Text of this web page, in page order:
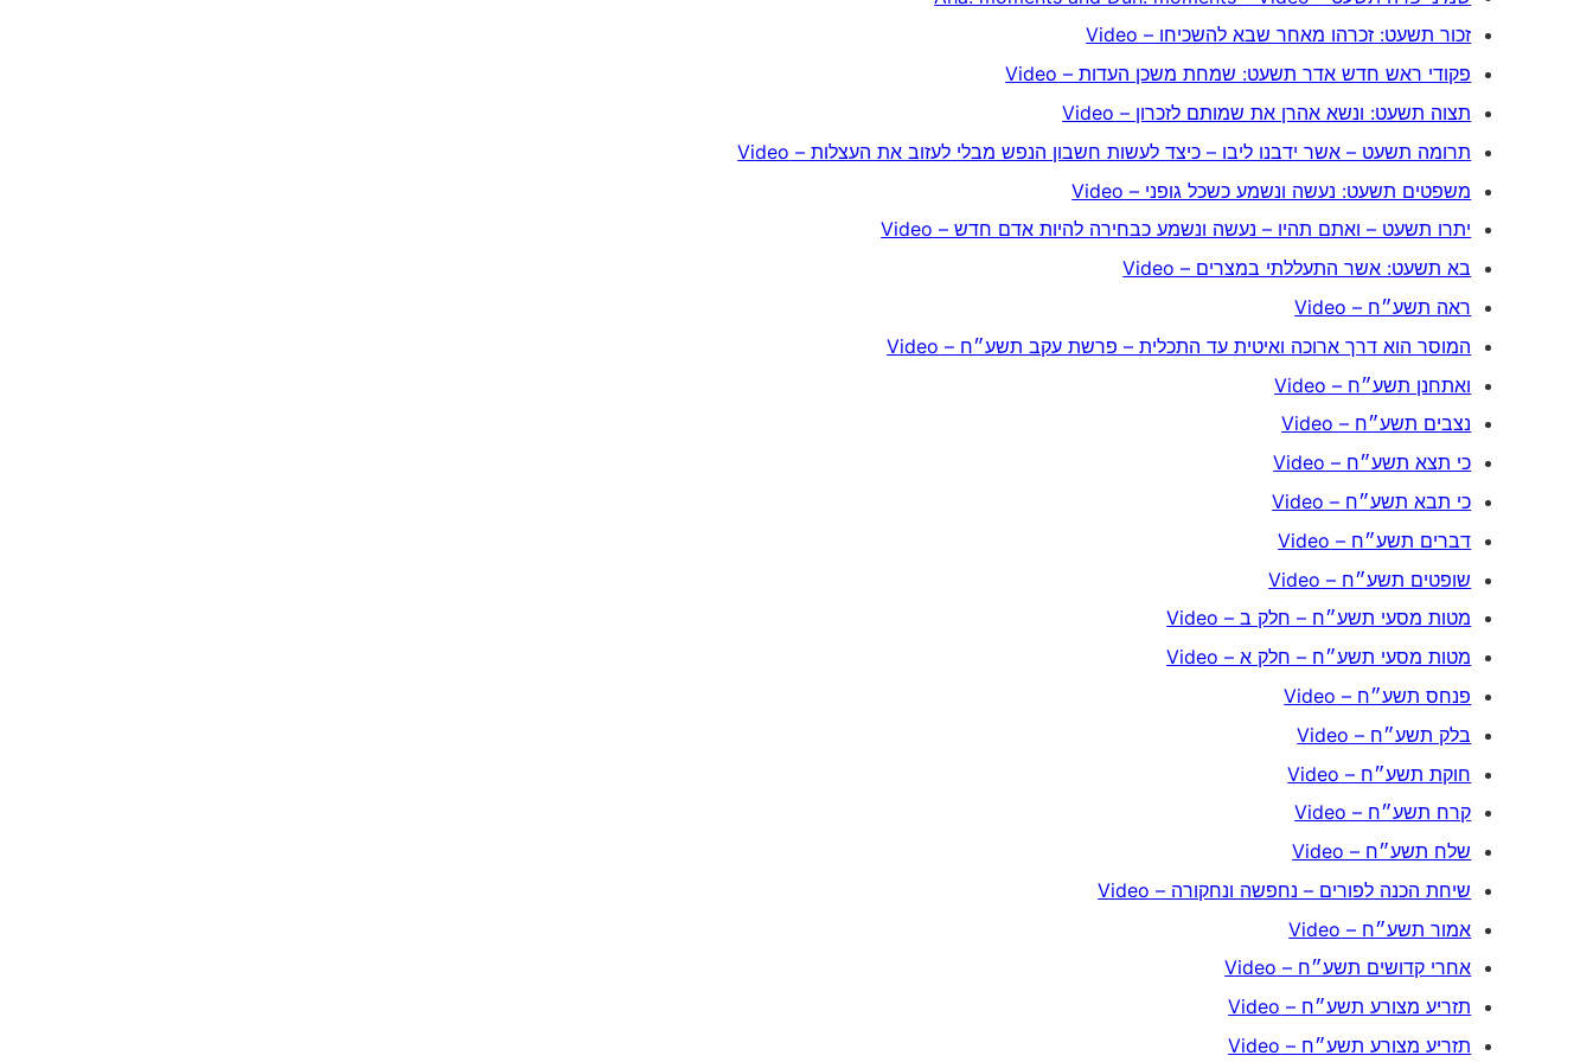
זכור תשעט: זכרהו מאחר שבא להשכיחו – Video
פקודי ראש חדש אדר תשעט: שמחת משכן העדות – Video
תצוה תשעט: ונשא אהרן את שמותם לזכרון – Video
תרומה תשעט – אשר ידבנו ליבו – כיצד לעשות חשבון הנפש מבלי לעזוב את העצלות – Video
משפטים תשעט: נעשה ונשמע כשכל גופני – Video
יתרו תשעט – ואתם תהיו – נעשה ונשמע כבחירה להיות אדם חדש – Video
בא תשעט: אשר התעללתי במצרים – Video
ראה תשע״ח – Video
המוסר הוא דרך ארוכה ואיטית עד התכלית – פרשת עקב תשע״ח – Video
ואתחנן תשע״ח – Video
נצבים תשע״ח – Video
כי תצא תשע״ח – Video
כי תבא תשע״ח – Video
דברים תשע״ח – Video
שופטים תשע״ח – Video
מטות מסעי תשע״ח – חלק ב – Video
מטות מסעי תשע״ח – חלק א – Video
פנחס תשע״ח – Video
בלק תשע״ח – Video
חוקת תשע״ח – Video
קרח תשע״ח – Video
שלח תשע״ח – Video
שיחת הכנה לפורים – נחפשה ונחקורה – Video
אמור תשע״ח – Video
אחרי קדושים תשע״ח – Video
תזריע מצורע תשע״ח – Video
תזריע מצורע תשע״ח – Video